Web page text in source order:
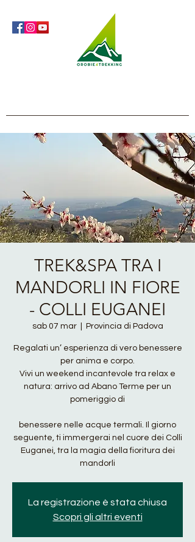
TREK&SPA TRA I
MANDORLI IN FIORE
- COLLI EUGANEI
sab 07 mar
  |
Provincia di Padova
Regalati un’ esperienza di vero benessere
per anima e corpo.
Vivi un weekend incantevole tra relax e
natura: arrivo ad Abano Terme per un
pomeriggio di
benessere nelle acque termali. Il giorno
seguente, ti immergerai nel cuore dei Colli
Euganei, tra la magia della fioritura dei
mandorli
La registrazione è stata chiusa
Scopri gli altri eventi